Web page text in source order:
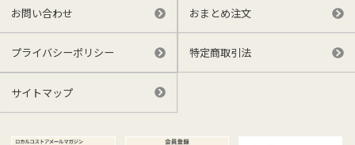
お問い合わせ おまとめ注文
プライバシーポリシー 特定商取引法
サイトマップ